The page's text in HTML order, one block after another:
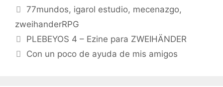
Etiquetas
77mundos, igarol estudio, mecenazgo,
zweihanderRPG
PLEBEYOS 4 – Ezine para ZWEIHÄNDER
Con un poco de ayuda de mis amigos